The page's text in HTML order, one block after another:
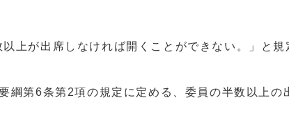
上が出席しなければ開くことができない。」と規
第6条第2項の規定に定める、委員の半数以上の